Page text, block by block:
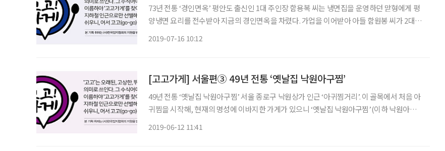
73년 전통 ‘경인면옥’ 평안도 출신인 1대 주인장 함용복 씨는 냉면집을 운영하던 맏형에게 평
양냉면 요리를 전수받아 지금의 경인면옥을 차렸다. 가업을 이어받아 아들 함원봉 씨가 2대
2019-07-16 10:12
[고고가게] 서울편③ 49년 전통 ‘옛날집 낙원아구찜’
49년 전통 ‘옛날집 낙원아구찜’ 서울 종로구 낙원상가 인근 ‘아귀찜거리’. 이 골목에서 처음 아
귀찜을 시작해, 현재의 명성에 이바지한 가게가 있으니 ‘옛날집 낙원아구찜’(이하 낙원아구
2019-06-12 11:41